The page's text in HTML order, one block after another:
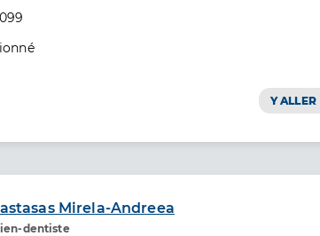
Y ALLER
Mirela-Andreea
dentiste de santé